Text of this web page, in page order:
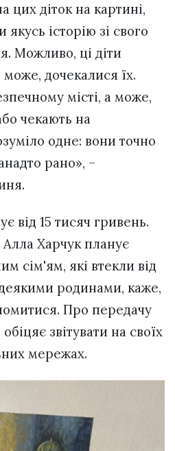
цих діток на картині,
історію зі свого
Можливо, ці діти
може, дочекалися їх.
місті, а може,
чекають на
одне: вони точно
рано», –
від 15 тисяч гривень.
Харчук планує
сім'ям, які втекли від
родинами, каже,
Про передачу
звітувати на своїх
мережах.